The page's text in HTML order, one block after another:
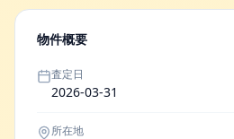
物件概要
査定日
2026-03-31
所在地